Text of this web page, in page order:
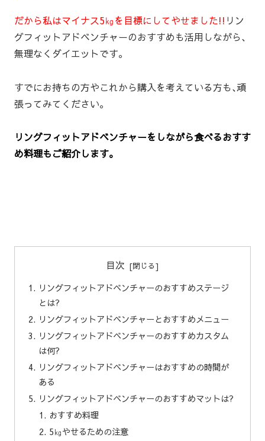
だから私はマイナス5㎏を目標にしてやせました!! リン
グフィットアドベンチャーのおすすめも活用しながら､
無理なくダイエットです｡
すでにお持ちの方やこれから購入を考えている方も､頑
張ってみてください｡
リングフィットアドベンチャーをしながら食べるおすす
め料理もご紹介します｡
目次
リングフィットアドベンチャーのおすすめステージ
とは?
リングフィットアドベンチャーとおすすめメニュー
リングフィットアドベンチャーのおすすめカスタム
は何?
リングフィットアドベンチャーはおすすめの時間が
ある
リングフィットアドベンチャーのおすすめマットは?
おすすめ料理
5㎏やせるための注意